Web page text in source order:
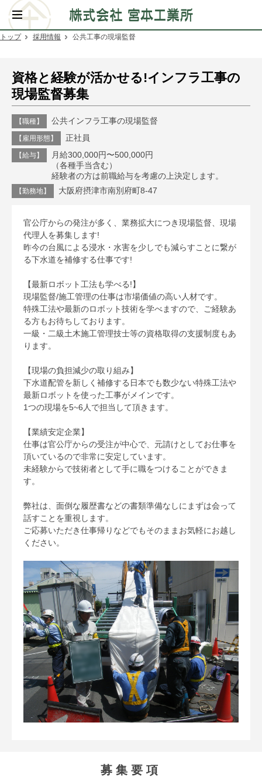
トップ 採用情報 公共工事の現場監督
資格と経験が活かせる!インフラ工事の
現場監督募集
【職種】 公共インフラ工事の現場監督
【雇用形態】 正社員
【給与】
月給300,000円〜500,000円
（各種手当含む）
経験者の方は前職給与を考慮の上決定します。
【勤務地】 大阪府摂津市南別府町8-47
官公庁からの発注が多く、業務拡大につき現場監督、現場
代理人を募集します!
昨今の台風による浸水・水害を少しでも減らすことに繋が
る下水道を補修する仕事です!
【最新ロボット工法も学べる!】
現場監督/施工管理の仕事は市場価値の高い人材です。
特殊工法や最新のロボット技術を学べますので、ご経験あ
る方もお待ちしております。
一級・二級土木施工管理技士等の資格取得の支援制度もあ
ります。
【現場の負担減少の取り組み】
下水道配管を新しく補修する日本でも数少ない特殊工法や
最新ロボットを使った工事がメインです。
1つの現場を5~6人で担当して頂きます。
【業績安定企業】
仕事は官公庁からの受注が中心で、元請けとしてお仕事を
頂いているので非常に安定しています。
未経験からで技術者として手に職をつけることができま
す。
弊社は、面倒な履歴書などの書類準備なしにまずは会って
話すことを重視します。
ご応募いただき仕事帰りなどでもそのままお気軽にお越し
ください。
募集要項